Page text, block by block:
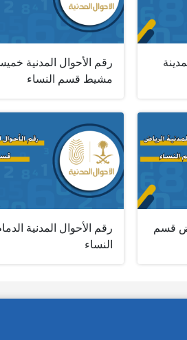
رقم الأحوال المدنية
مشيط قسم النساء
قسم
رقم الأحوال المدنية
النساء